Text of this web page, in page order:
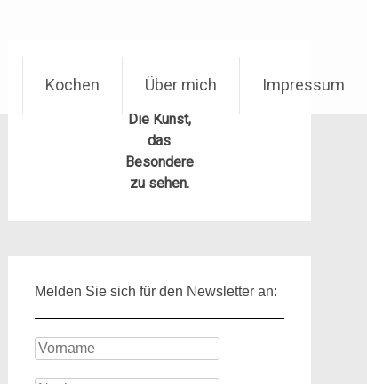
Kochen Über mich Impressum
Die Kunst,
das
Besondere
zu sehen.
Melden Sie sich für den Newsletter an: